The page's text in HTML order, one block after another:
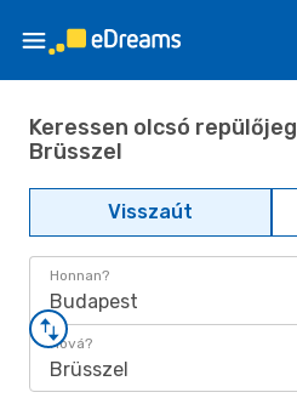
Keressen olcsó
Brüsszel
Visszaút
Honnan?
Budapest
Hová?
Brüsszel